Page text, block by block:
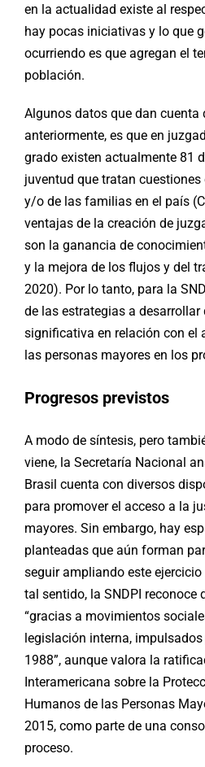
en la actualidad existe al
hay pocas iniciativas y lo que
ocurriendo es que agregan el
población.
Algunos datos que dan cuenta
anteriormente, es que en
grado existen actualmente 81
juventud que tratan
y/o de las familias en el país
ventajas de la creación de
son la ganancia de
y la mejora de los flujos y del
2020). Por lo tanto, para la
de las estrategias a
significativa en relación con el
las personas mayores en los
Progresos previstos
A modo de síntesis, pero
viene, la Secretaría Nacional
Brasil cuenta con diversos
para promover el acceso a la
mayores. Sin embargo, hay
planteadas que aún forman
seguir ampliando este
tal sentido, la SNDPI reconoce
“gracias a movimientos
legislación interna,
1988”, aunque valora la
Interamericana sobre la
Humanos de las Personas
2015, como parte de una
proceso.